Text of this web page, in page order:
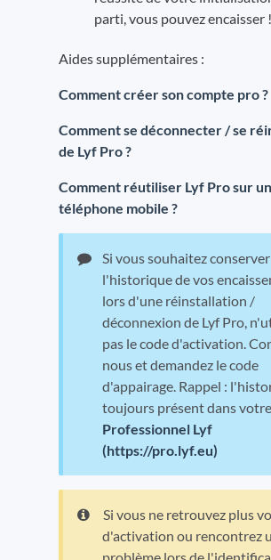
parti, vous pouvez encaisser !
Aides supplémentaires :
Comment créer son compte pro ?
Comment se déconnecter / se
de Lyf Pro ?
Comment réutiliser Lyf Pro sur
téléphone mobile ?
Si vous souhaitez conserver
l'historique de vos
lors d'une réinstallation /
déconnexion de Lyf Pro,
pas le code d'activation.
nous et demandez le code
d'appairage. Rappel :
toujours présent dans votre
Professionnel Lyf
(https://pro.lyf.eu)
Si vous ne retrouvez plus
d'activation ou rencontrez